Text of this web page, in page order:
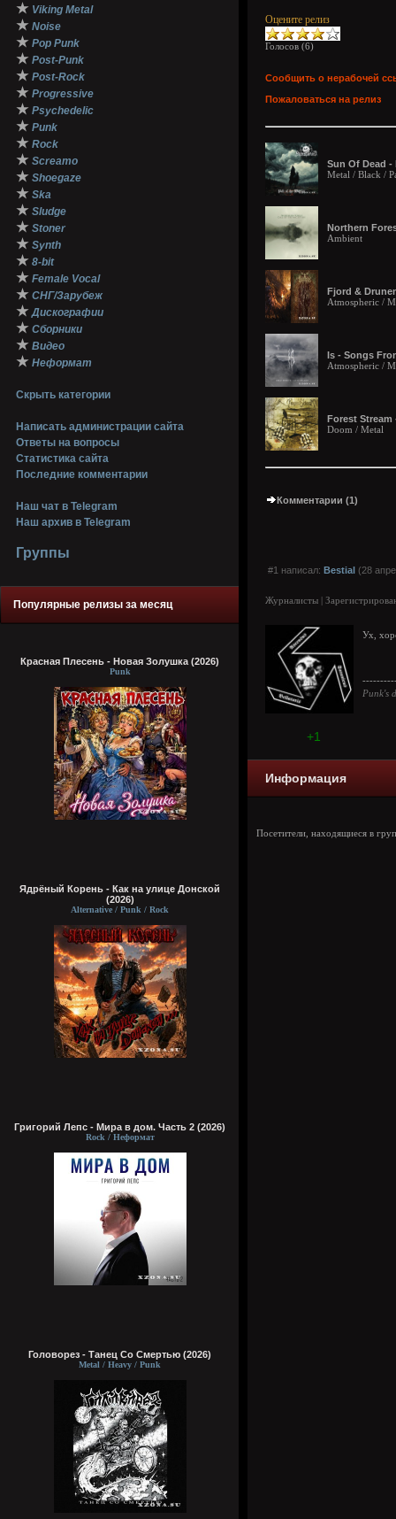
★ Viking Metal
★ Noise
★ Pop Punk
★ Post-Punk
★ Post-Rock
★ Progressive
★ Psychedelic
★ Punk
★ Rock
★ Screamo
★ Shoegaze
★ Ska
★ Sludge
★ Stoner
★ Synth
★ 8-bit
★ Female Vocal
★ СНГ/Зарубеж
★ Дискографии
★ Сборники
★ Видео
★ Неформат
Скрыть категории
Написать администрации сайта
Ответы на вопросы
Статистика сайта
Последние комментарии
Наш чат в Telegram
Наш архив в Telegram
Группы
Популярные релизы за месяц
Красная Плесень - Новая Золушка (2026)
Punk
Ядрёный Корень - Как на улице Донской
(2026)
Alternative / Punk / Rock
Григорий Лепс - Мира в дом. Часть 2 (2026)
Rock / Неформат
Головорез - Tанец Со Смертью (2026)
Metal / Heavy / Punk
Оцените релиз
Голосов (6)
Сообщить о нерабочей
Пожаловаться на релиз
Sun Of Dead -
Metal / Black /
Northern
Ambient
Fjord &
Atmospheric /
Is - Songs
Atmospheric /
Forest Stream
Doom / Metal
Комментарии (1)
#1 написал: Bestial (28
Журналисты |
Ух,
Punk's
+1
Информация
Посетители, находящиеся в